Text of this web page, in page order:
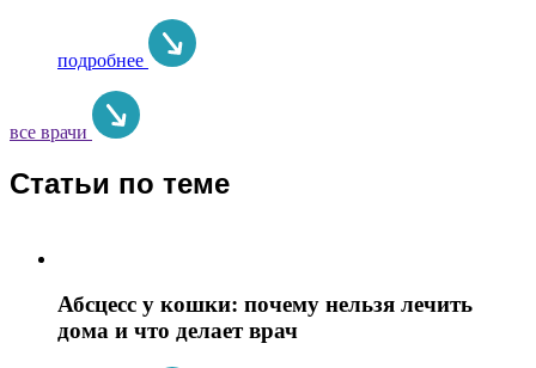
подробнее
все врачи
Статьи по теме
Абсцесс у кошки: почему нельзя лечить
дома и что делает врач